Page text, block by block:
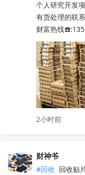
个人研究开发
有货处理的联
财富热线
2小时前
财神爷
#回收 回收贴